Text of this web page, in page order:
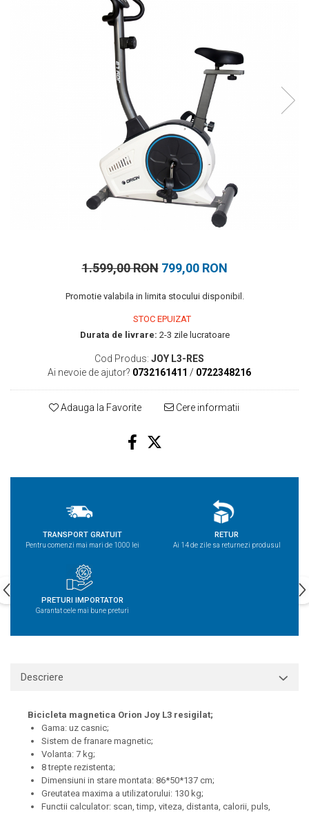
Tricouri, pantaloni, bluze
Costume profesionale inot
1.599,00 RON 799,00 RON
Promotie valabila in limita stocului disponibil.
STOC EPUIZAT
Durata de livrare: 2-3 zile lucratoare
Cod Produs: JOY L3-RES
Ai nevoie de ajutor? 0732161411 / 0722348216
Adauga la Favorite Cere informatii
TRANSPORT GRATUIT
Pentru comenzi mai mari de 1000 lei
RETUR
Ai 14 de zile sa returnezi produsul
PRETURI IMPORTATOR
Garantat cele mai bune preturi
Descriere
Bicicleta magnetica Orion Joy L3 resigilat;
Gama: uz casnic;
Sistem de franare magnetic;
Volanta: 7 kg;
8 trepte rezistenta;
Dimensiuni in stare montata: 86*50*137 cm;
Greutatea maxima a utilizatorului: 130 kg;
Functii calculator: scan, timp, viteza, distanta, calorii, puls,